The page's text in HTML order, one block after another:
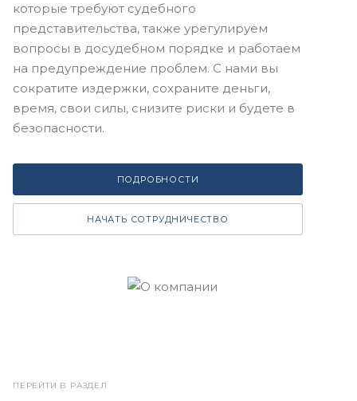
которые требуют судебного
представительства, также урегулируем
вопросы в досудебном порядке и работаем
на предупреждение проблем. С нами вы
сократите издержки, сохраните деньги,
время, свои силы, снизите риски и будете в
безопасности.
ПОДРОБНОСТИ
НАЧАТЬ СОТРУДНИЧЕСТВО
ПЕРЕЙТИ В РАЗДЕЛ